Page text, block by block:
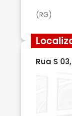
(RG)
Rua S